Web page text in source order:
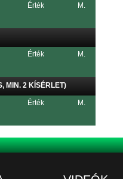
Érték
M.
Érték
M.
MIN. 2 KÍSÉRLET)
Érték
M.